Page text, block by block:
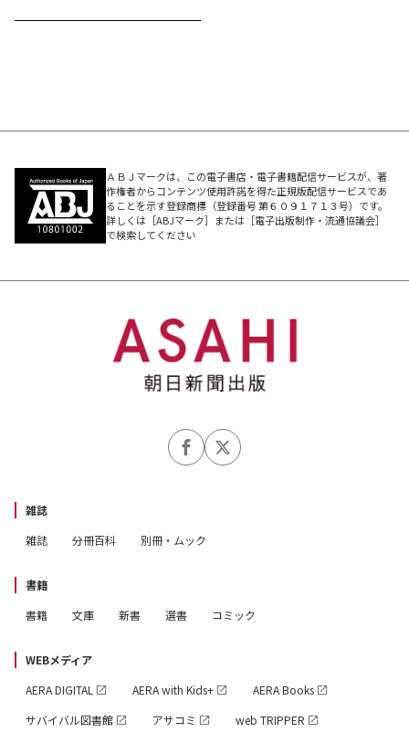
ＡＢＪマークは、この電子書店・電子書籍配信サービスが、著
作権者からコンテンツ使用許諾を得た正規版配信サービスであ
ることを示す登録商標（登録番号 第６０９１７１３号）です。
詳しくは［ABJマーク］または［電子出版制作・流通協議会］
で検索してください
雑誌
雑誌
分冊百科 別冊・ムック
書籍
書籍
文庫 新書 選書 コミック
WEBメディア
AERA DIGITAL
AERA with Kids+
AERA Books
サバイバル図書館
アサコミ
web TRIPPER